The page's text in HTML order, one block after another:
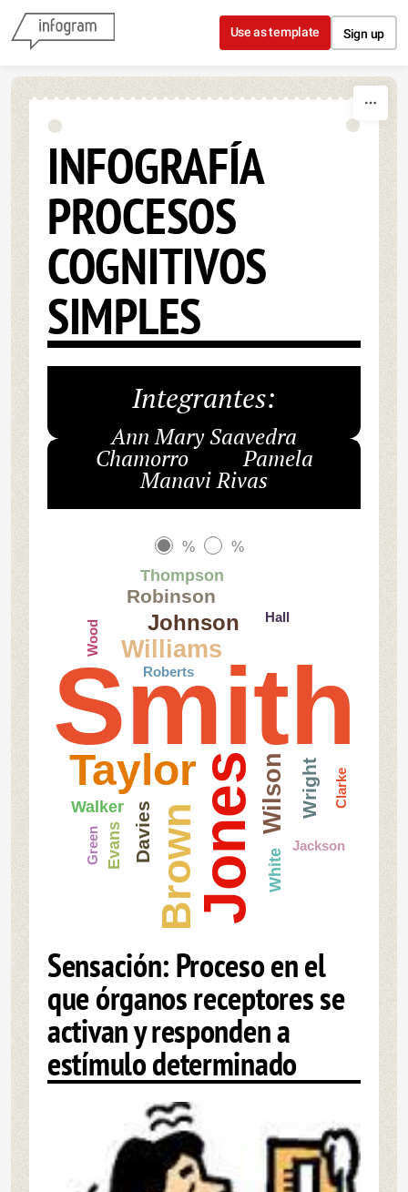
Skip to content
Use as template Sign up
INFOGRAFÍA
PROCESOS
COGNITIVOS
SIMPLES
Integrantes:
Ann Mary Saavedra
Chamorro Pamela
Manavi Rivas
% %
Smith
Jones
Taylor
Brown
Williams
Wilson
Johnson
Davies
Robinson
Wright
Thompson
Evans
Walker
White
Roberts
Green
Hall
Wood
Jackson
Clarke
Sensación: Proceso en el
que órganos receptores se
activan y responden a
estímulo determinado